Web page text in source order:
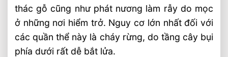
thác gỗ cũng như phát nương làm rẫy do mọc
ở những nơi hiểm trở. Nguy cơ lớn nhất đối với
các quần thể này là cháy rừng, do tầng cây bụi
phía dưới rất dễ bắt lửa.